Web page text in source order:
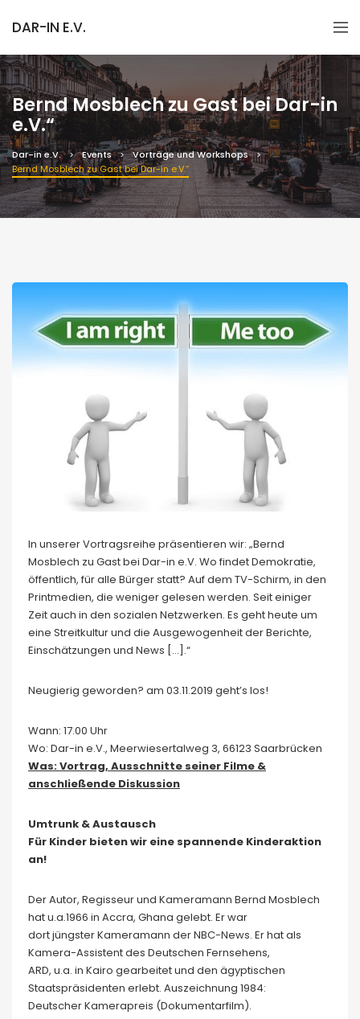
DAR-IN E.V.
Bernd Mosblech zu Gast bei Dar-in
e.V.“
Dar-in e.V. Events
Vorträge und Workshops
Bernd Mosblech zu Gast bei Dar-in e.V.“
In unserer Vortragsreihe präsentieren wir: „Bernd
Mosblech zu Gast bei Dar-in e.V. Wo findet Demokratie,
öffentlich, für alle Bürger statt? Auf dem TV-Schirm, in den
Printmedien, die weniger gelesen werden. Seit einiger
Zeit auch in den sozialen Netzwerken. Es geht heute um
eine Streitkultur und die Ausgewogenheit der Berichte,
Einschätzungen und News […].“
Neugierig geworden? am 03.11.2019 geht’s los!
Wann: 17.00 Uhr
Wo: Dar-in e.V., Meerwiesertalweg 3, 66123 Saarbrücken
Was: Vortrag, Ausschnitte seiner Filme &
anschließende Diskussion
Umtrunk & Austausch
Für Kinder bieten wir eine spannende Kinderaktion
an!
Der Autor, Regisseur und Kameramann Bernd Mosblech
hat u.a.1966 in Accra, Ghana gelebt. Er war
dort jüngster Kameramann der NBC-News. Er hat als
Kamera-Assistent des Deutschen Fernsehens,
ARD, u.a. in Kairo gearbeitet und den ägyptischen
Staatspräsidenten erlebt. Auszeichnung 1984:
Deutscher Kamerapreis (Dokumentarfilm).